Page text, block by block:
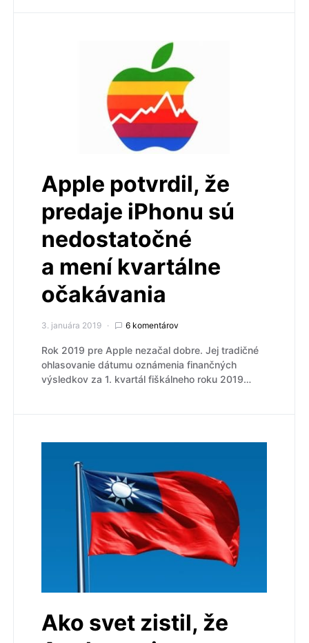
Apple potvrdil, že
predaje iPhonu sú
nedostatočné
a mení kvartálne
očakávania
3. januára 2019 6 komentárov
Rok 2019 pre Apple nezačal dobre. Jej tradičné
ohlasovanie dátumu oznámenia finančných
výsledkov za 1. kvartál fiškálneho roku 2019…
Ako svet zistil, že